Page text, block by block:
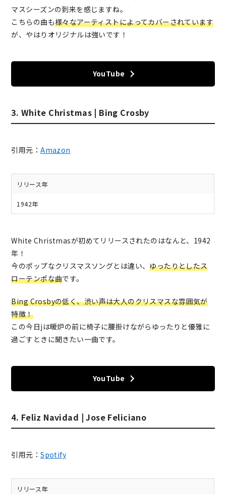
マスシーズンの到来を感じますね。
こちらの曲も様々なアーティストによってカバーされています
が、やはりオリジナルは強いです！
YouTube
3. White Christmas | Bing Crosby
引用元：Amazon
リリース年
1942年
White Christmasが初めてリリースされたのはなんと、1942
年！
今のポップなクリスマスソングとは違い、ゆったりとしたス
ローテンポな曲です。
Bing Crosbyの低く、渋い声は大人のクリスマスな雰囲気が
特徴！
この今日jは暖炉の前に椅子に腰掛けながらゆったりと優雅に
過ごすときに聞きたい一曲です。
YouTube
4. Feliz Navidad | Jose Feliciano
引用元：Spotify
リリース年